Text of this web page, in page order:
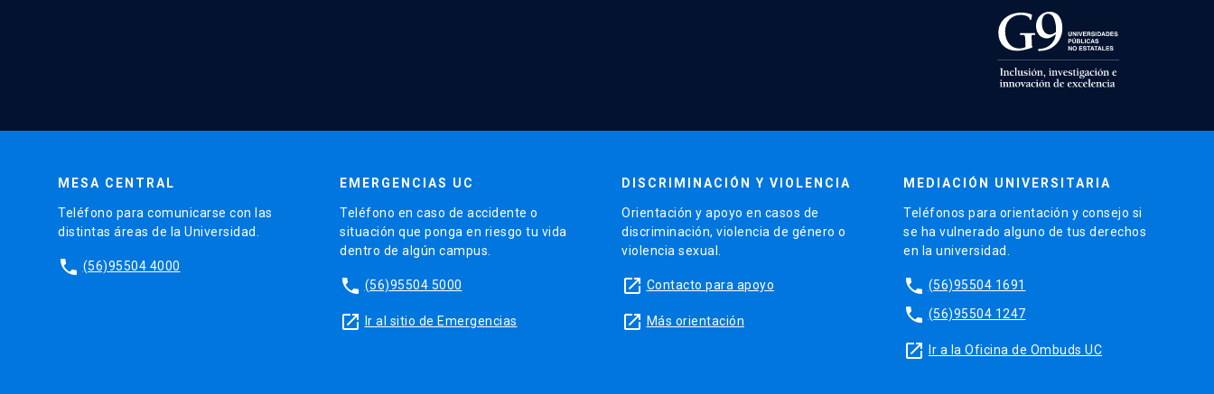
MESA CENTRAL
Teléfono para comunicarse con las
distintas áreas de la Universidad.
phone (56)95504 4000
EMERGENCIAS UC
Teléfono en caso de accidente o
situación que ponga en riesgo tu vida
dentro de algún campus.
phone (56)95504 5000
launch Ir al sitio de Emergencias
DISCRIMINACIÓN Y VIOLENCIA
Orientación y apoyo en casos de
discriminación, violencia de género o
violencia sexual.
launch Contacto para apoyo
launch Más orientación
MEDIACIÓN UNIVERSITARIA
Teléfonos para orientación y consejo si
se ha vulnerado alguno de tus derechos
en la universidad.
phone (56)95504 1691
phone (56)95504 1247
launch Ir a la Oficina de Ombuds UC